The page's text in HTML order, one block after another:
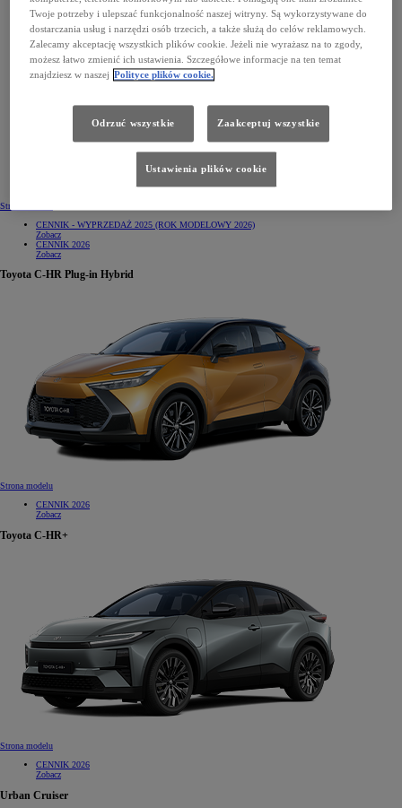
Strona modelu
CENNIK - WYPRZEDAŻ 2025 (ROK MODELOWY 2026)
Zobacz
CENNIK 2026
Zobacz
Toyota C-HR Plug-in Hybrid
Strona modelu
CENNIK 2026
Zobacz
Toyota C-HR+
Strona modelu
CENNIK 2026
Zobacz
Urban Cruiser
Twoje potrzeby i ulepszać funkcjonalność naszej witryny. Są wykorzystywane do
dostarczania usług i narzędzi osób trzecich, a także służą do celów reklamowych.
Zalecamy akceptację wszystkich plików cookie. Jeżeli nie wyrażasz na to zgody,
możesz łatwo zmienić ich ustawienia. Szczegółowe informacje na ten temat
znajdziesz w naszej Polityce plików cookie.
Odrzuć wszystkie Zaakceptuj wszystkie
Ustawienia plików cookie